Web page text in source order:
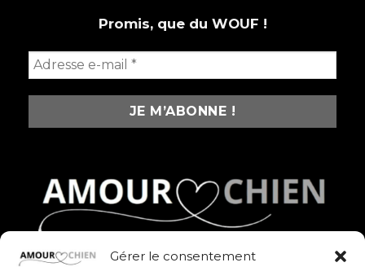
Gérer le consentement
Promis, que du WOUF !
Des produits fun, stylés et pleins d’amour pour